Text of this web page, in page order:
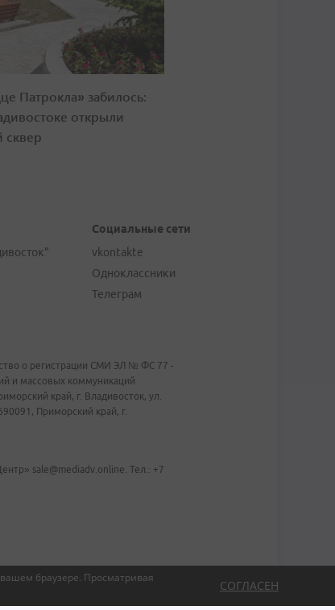
браузере. Просматривая
СОГЛАСЕН
Патрокла» забилось:
открыли
сквер
Социальные сети
vkontakte
Одноклассники
Телеграм
о регистрации СМИ ЭЛ № ФС 77 -
и массовых коммуникаций
край, г. Владивосток, ул.
Приморский край, г.
sale@mediadv.online. Тел.: +7